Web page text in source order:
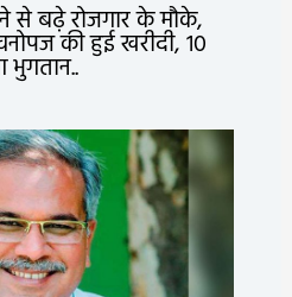
से बढ़े रोजगार के मौके,
की हुई खरीदी, 10